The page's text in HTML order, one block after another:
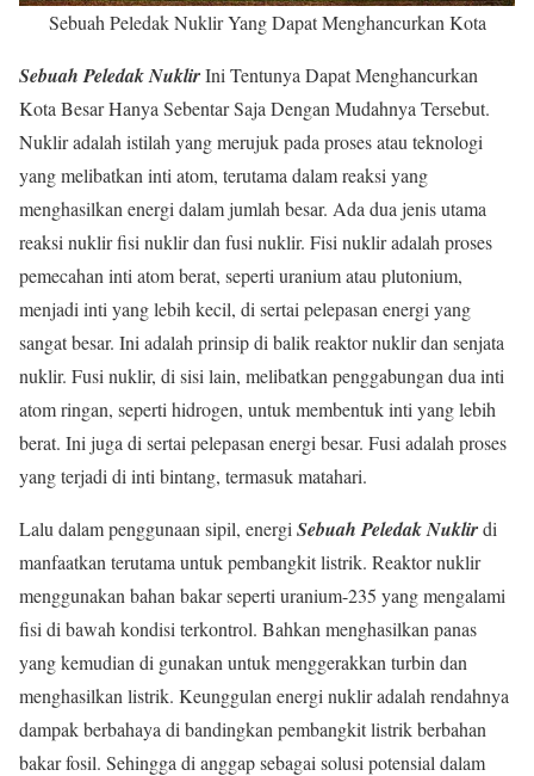
Sebuah Peledak Nuklir Yang Dapat Menghancurkan Kota
Sebuah Peledak NuklirIni Tentunya Dapat Menghancurkan
Kota Besar Hanya Sebentar Saja Dengan Mudahnya Tersebut.
Nuklir adalah istilah yang merujuk pada proses atau teknologi
yang melibatkan inti atom, terutama dalam reaksi yang
menghasilkan energi dalam jumlah besar. Ada dua jenis utama
reaksi nuklir fisi nuklir dan fusi nuklir. Fisi nuklir adalah proses
pemecahan inti atom berat, seperti uranium atau plutonium,
menjadi inti yang lebih kecil, di sertai pelepasan energi yang
sangat besar. Ini adalah prinsip di balik reaktor nuklir dan senjata
nuklir. Fusi nuklir, di sisi lain, melibatkan penggabungan dua inti
atom ringan, seperti hidrogen, untuk membentuk inti yang lebih
berat. Ini juga di sertai pelepasan energi besar. Fusi adalah proses
yang terjadi di inti bintang, termasuk matahari.
Lalu dalam penggunaan sipil, energi Sebuah Peledak Nuklirdi
manfaatkan terutama untuk pembangkit listrik. Reaktor nuklir
menggunakan bahan bakar seperti uranium-235 yang mengalami
fisi di bawah kondisi terkontrol. Bahkan menghasilkan panas
yang kemudian di gunakan untuk menggerakkan turbin dan
menghasilkan listrik. Keunggulan energi nuklir adalah rendahnya
dampak berbahaya di bandingkan pembangkit listrik berbahan
bakar fosil. Sehingga di anggap sebagai solusi potensial dalam